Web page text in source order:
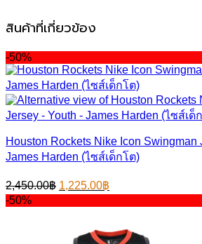
สินค้าที่เกี่ยวข้อง
-50%
Houston Rockets Nike Icon Swingman
James Harden (ไซส์เด็กโต)
2,450.00฿ Original
price
was:
1,225.00฿
price
is:
-50%